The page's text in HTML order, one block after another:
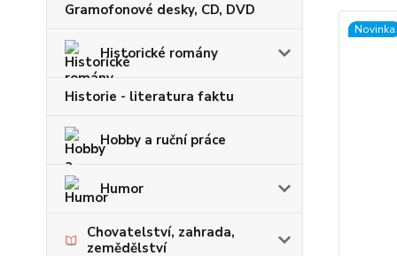
Gramofonové desky, CD, DVD
Historické romány
Historie - literatura faktu
Hobby a ruční práce
Humor
Chovatelství, zahrada,
zemědělství
Novinka